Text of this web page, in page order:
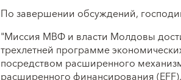
По завершении обсуждений,
"Миссия МВФ и власти Молдовы
трехлетней программе
посредством расширенного